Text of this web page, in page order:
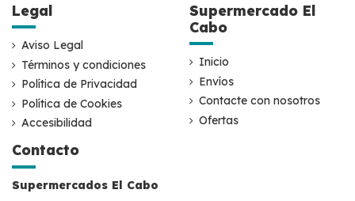
Legal
Aviso Legal
Términos y condiciones
Política de Privacidad
Política de Cookies
Accesibilidad
Supermercado El
Cabo
Inicio
Envíos
Contacte con nosotros
Ofertas
Contacto
Supermercados El Cabo